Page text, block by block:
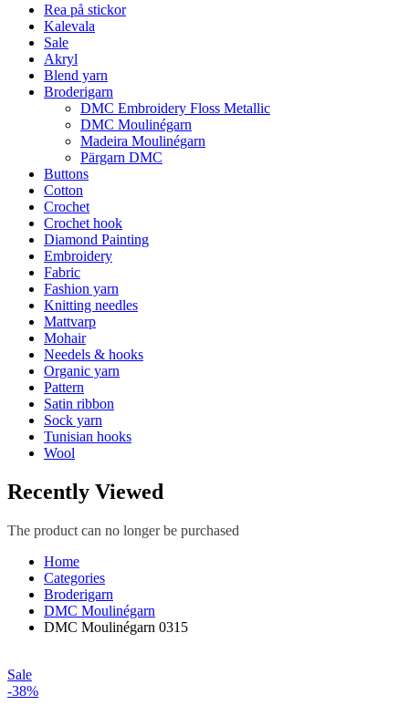
Rea på stickor
Kalevala
Sale
Akryl
Blend yarn
Broderigarn
DMC Embroidery Floss Metallic
DMC Moulinégarn
Madeira Moulinégarn
Pärgarn DMC
Buttons
Cotton
Crochet
Crochet hook
Diamond Painting
Embroidery
Fabric
Fashion yarn
Knitting needles
Mattvarp
Mohair
Needels & hooks
Organic yarn
Pattern
Satin ribbon
Sock yarn
Tunisian hooks
Wool
Recently Viewed
The product can no longer be purchased
Home
Categories
Broderigarn
DMC Moulinégarn
DMC Moulinégarn 0315
Sale
-38%